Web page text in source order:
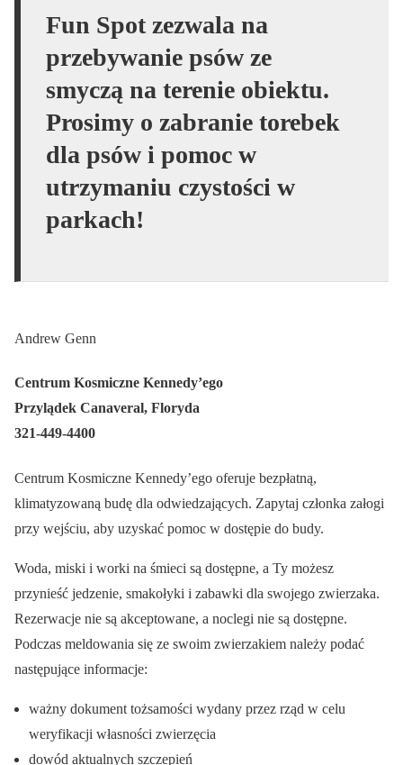
Fun Spot zezwala na
przebywanie psów ze
smyczą na terenie obiektu.
Prosimy o zabranie torebek
dla psów i pomoc w
utrzymaniu czystości w
parkach!
Andrew Genn
Centrum Kosmiczne Kennedy’ego
Przylądek Canaveral, Floryda
321-449-4400
Centrum Kosmiczne Kennedy’ego oferuje bezpłatną,
klimatyzowaną budę dla odwiedzających. Zapytaj członka załogi
przy wejściu, aby uzyskać pomoc w dostępie do budy.
Woda, miski i worki na śmieci są dostępne, a Ty możesz
przynieść jedzenie, smakołyki i zabawki dla swojego zwierzaka.
Rezerwacje nie są akceptowane, a noclegi nie są dostępne.
Podczas meldowania się ze swoim zwierzakiem należy podać
następujące informacje:
ważny dokument tożsamości wydany przez rząd w celu
weryfikacji własności zwierzęcia
dowód aktualnych szczepień